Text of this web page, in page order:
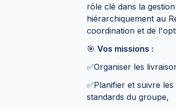
rôle clé dans la
hiérarchiquement au
coordination et de
🎯 Vos missions :
✅Organiser les
✅Planifier et suivre
standards du groupe,